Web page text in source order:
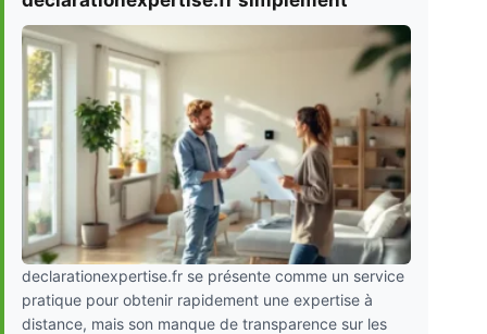
declarationexpertise.fr se présente comme un service
pratique pour obtenir rapidement une expertise à
distance, mais son manque de transparence sur les